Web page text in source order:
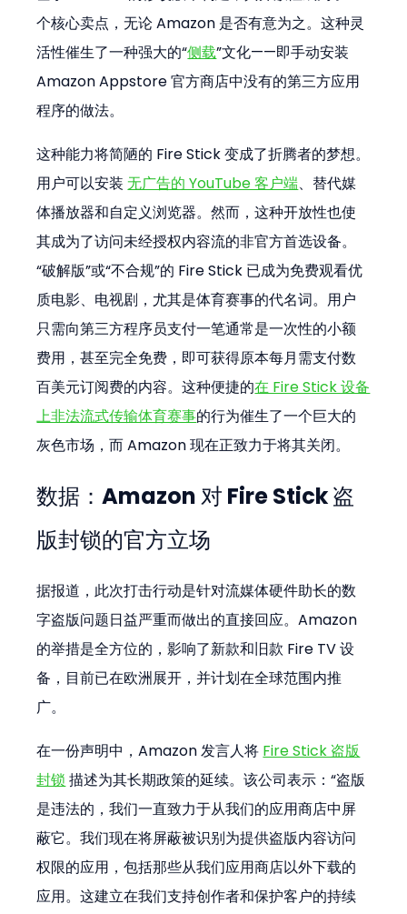
个核心卖点，无论 Amazon 是否有意为之。这种灵
活性催生了一种强大的“侧载”文化——即手动安装
Amazon Appstore 官方商店中没有的第三方应用
程序的做法。
这种能力将简陋的 Fire Stick 变成了折腾者的梦想。
用户可以安装 无广告的 YouTube 客户端、替代媒
体播放器和自定义浏览器。然而，这种开放性也使
其成为了访问未经授权内容流的非官方首选设备。
“破解版”或“不合规”的 Fire Stick 已成为免费观看优
质电影、电视剧，尤其是体育赛事的代名词。用户
只需向第三方程序员支付一笔通常是一次性的小额
费用，甚至完全免费，即可获得原本每月需支付数
百美元订阅费的内容。这种便捷的在 Fire Stick 设备
上非法流式传输体育赛事的行为催生了一个巨大的
灰色市场，而 Amazon 现在正致力于将其关闭。
数据：Amazon 对 Fire Stick 盗
版封锁的官方立场
据报道，此次打击行动是针对流媒体硬件助长的数
字盗版问题日益严重而做出的直接回应。Amazon
的举措是全方位的，影响了新款和旧款 Fire TV 设
备，目前已在欧洲展开，并计划在全球范围内推
广。
在一份声明中，Amazon 发言人将 Fire Stick 盗版
封锁 描述为其长期政策的延续。该公司表示：“盗版
是违法的，我们一直致力于从我们的应用商店中屏
蔽它。我们现在将屏蔽被识别为提供盗版内容访问
权限的应用，包括那些从我们应用商店以外下载的
应用。这建立在我们支持创作者和保护客户的持续